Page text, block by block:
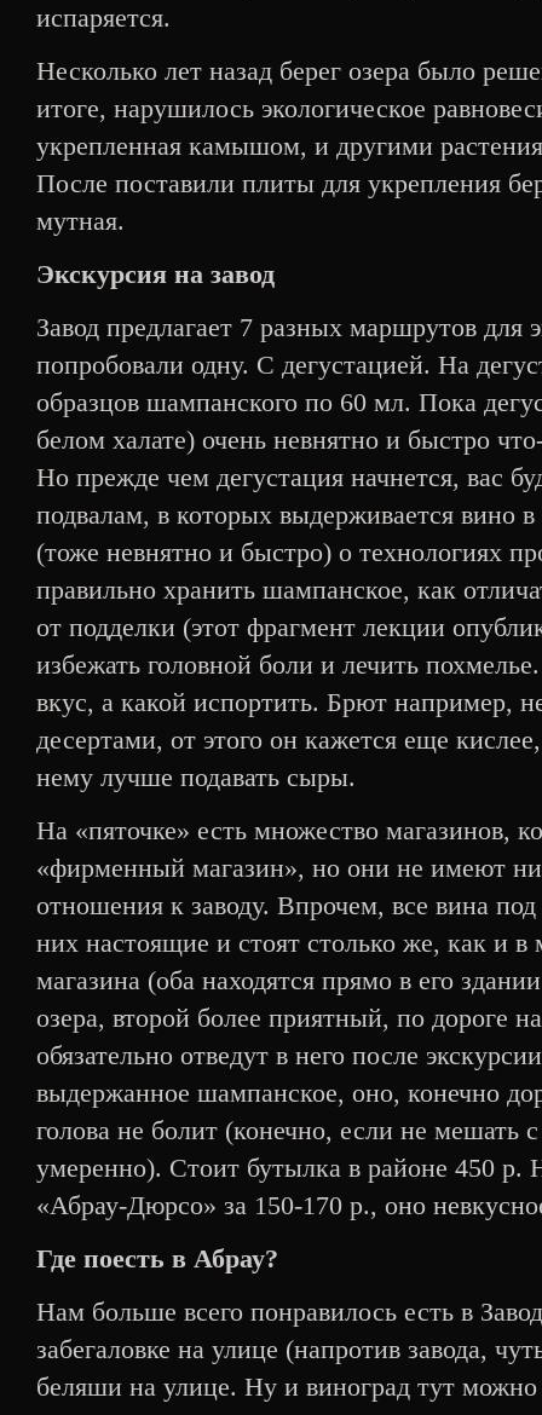
испаряется.
Несколько лет назад берег озера было
итоге, нарушилось экологическое
укрепленная камышом, и другими
После поставили плиты для укрепления
мутная.
Экскурсия на завод
Завод предлагает 7 разных маршрутов для
попробовали одну. С дегустацией. На
образцов шампанского по 60 мл. Пока
белом халате) очень невнятно и быстро
Но прежде чем дегустация начнется, вас
подвалам, в которых выдерживается вино
(тоже невнятно и быстро) о технологиях
правильно хранить шампанское, как
от подделки (этот фрагмент лекции
избежать головной боли и лечить
вкус, а какой испортить. Брют например,
десертами, от этого он кажется еще
нему лучше подавать сыры.
На «пяточке» есть множество магазинов,
«фирменный магазин», но они не имеют
отношения к заводу. Впрочем, все вина
них настоящие и стоят столько же, как и в
магазина (оба находятся прямо в его
озера, второй более приятный, по дороге
обязательно отведут в него после
выдержанное шампанское, оно, конечно
голова не болит (конечно, если не мешать
умеренно). Стоит бутылка в районе 450 р.
«Абрау-Дюрсо» за 150-170 р., оно
Где поесть в Абрау?
Нам больше всего понравилось есть в
забегаловке на улице (напротив завода,
беляши на улице. Ну и виноград тут